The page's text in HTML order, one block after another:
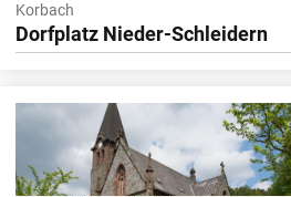
Korbach
Dorfplatz Nieder-Schleidern